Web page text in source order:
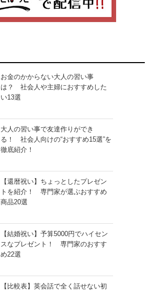
お金のかからない大人の習い事
は？ 社会人や主婦におすすめした
い13選
大人の習い事で友達作りができ
る！ 社会人向けの“おすすめ15選”を
徹底紹介！
【還暦祝い】ちょっとしたプレゼン
トを紹介！ 専門家が選ぶおすすめ
商品20選
【結婚祝い】予算5000円でハイセン
スなプレゼント！ 専門家のおすす
め22選
【比較表】英会話で全く話せない初